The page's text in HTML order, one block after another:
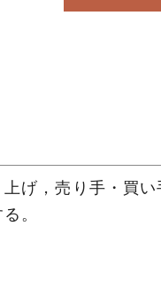
げ，売り手・買
。